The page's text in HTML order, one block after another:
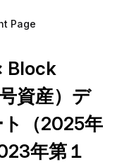
Page
Block
資産）デ
（2025年
年第１